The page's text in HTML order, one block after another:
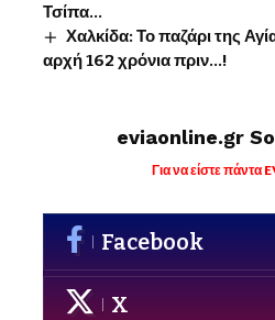
Τσίπα…
Χαλκίδα: Το παζάρι της
αρχή 162 χρόνια πριν…!
eviaonline.gr
Για να είστε πάντα
Facebook
X